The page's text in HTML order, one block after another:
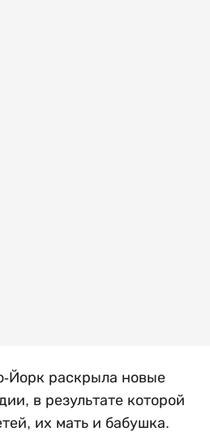
Йорк раскрыла новые
в результате которой
их мать и бабушка.